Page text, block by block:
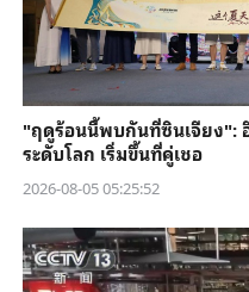
"ฤดูร้อนนี้พบกันที่ซินเจียง":
ระดับโลก เริ่มขึ้นที่คู่เชอ
2026-08-05 05:25:52